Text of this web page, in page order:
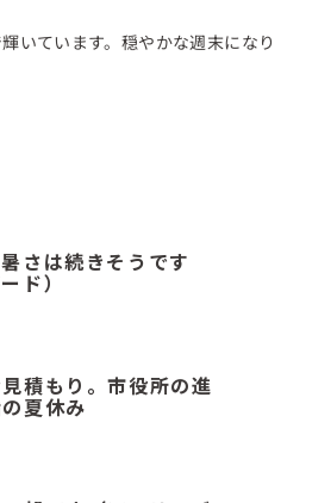
いています。穏やかな週末になり
さは続きそうです
ド）
積もり。市役所の進
夏休み